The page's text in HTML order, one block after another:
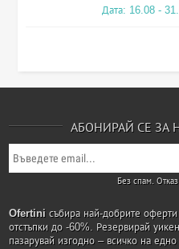
Дата: 16.08 -
АБОНИРАЙ СЕ ЗА
Без спам.
Ofertini събира най-добрите
отстъпки до -60%. Резервирай
пазарувай изгодно – всичко на едно